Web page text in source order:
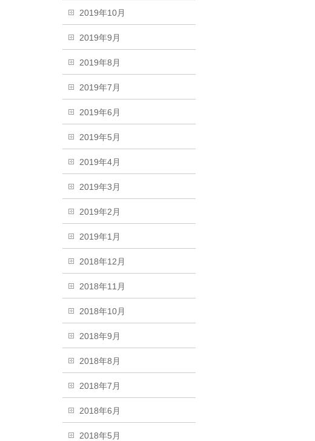
2019年10月
2019年9月
2019年8月
2019年7月
2019年6月
2019年5月
2019年4月
2019年3月
2019年2月
2019年1月
2018年12月
2018年11月
2018年10月
2018年9月
2018年8月
2018年7月
2018年6月
2018年5月